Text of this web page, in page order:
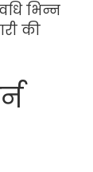
भिन्न
की